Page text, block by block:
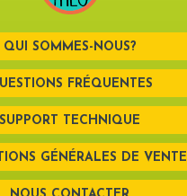
QUI SOMMES-NOUS?
FRÉQUENTES
SUPPORT TECHNIQUE
GÉNÉRALES DE VENTE